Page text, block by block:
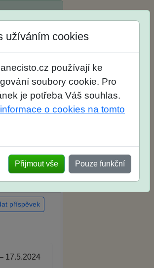
Košík
užíváním cookies
používají ke
soubory cookie. Pro
je potřeba Váš souhlas.
o cookies na tomto
Přijmout vše Pouze funkční
příspěvek
17.5.2024